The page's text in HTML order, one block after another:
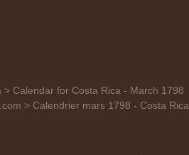
> Calendar for Costa Rica - March 1798
> Calendrier mars 1798 - Costa Rica